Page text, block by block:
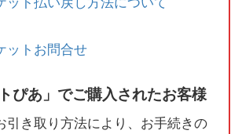
ット払い戻し方法について
ットお問合せ
ぴあ」でご購入されたお客様
引き取り方法により、お手続きの